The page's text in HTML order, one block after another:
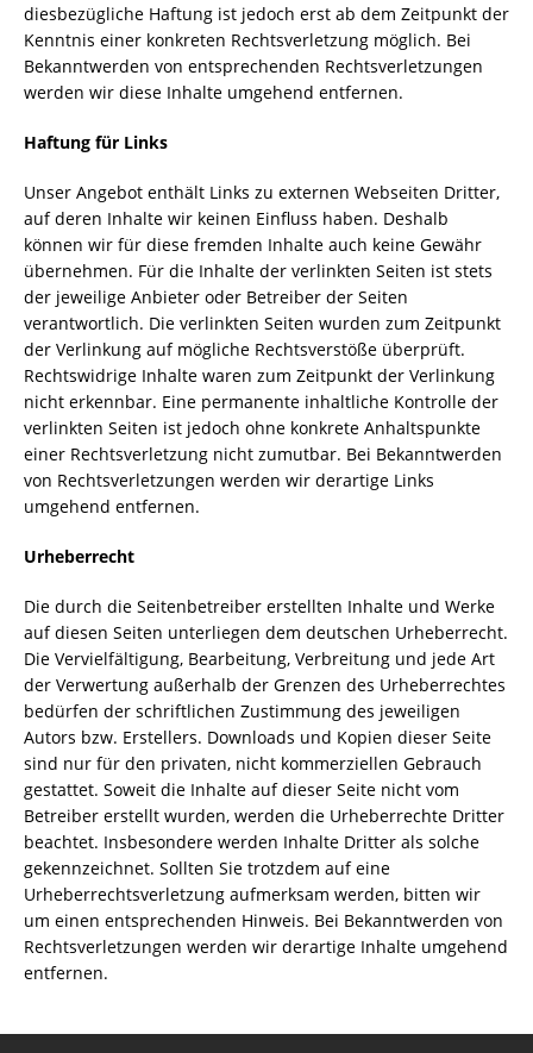
diesbezügliche Haftung ist jedoch erst ab dem Zeitpunkt der
Kenntnis einer konkreten Rechtsverletzung möglich. Bei
Bekanntwerden von entsprechenden Rechtsverletzungen
werden wir diese Inhalte umgehend entfernen.
Haftung für Links
Unser Angebot enthält Links zu externen Webseiten Dritter,
auf deren Inhalte wir keinen Einfluss haben. Deshalb
können wir für diese fremden Inhalte auch keine Gewähr
übernehmen. Für die Inhalte der verlinkten Seiten ist stets
der jeweilige Anbieter oder Betreiber der Seiten
verantwortlich. Die verlinkten Seiten wurden zum Zeitpunkt
der Verlinkung auf mögliche Rechtsverstöße überprüft.
Rechtswidrige Inhalte waren zum Zeitpunkt der Verlinkung
nicht erkennbar. Eine permanente inhaltliche Kontrolle der
verlinkten Seiten ist jedoch ohne konkrete Anhaltspunkte
einer Rechtsverletzung nicht zumutbar. Bei Bekanntwerden
von Rechtsverletzungen werden wir derartige Links
umgehend entfernen.
Urheberrecht
Die durch die Seitenbetreiber erstellten Inhalte und Werke
auf diesen Seiten unterliegen dem deutschen Urheberrecht.
Die Vervielfältigung, Bearbeitung, Verbreitung und jede Art
der Verwertung außerhalb der Grenzen des Urheberrechtes
bedürfen der schriftlichen Zustimmung des jeweiligen
Autors bzw. Erstellers. Downloads und Kopien dieser Seite
sind nur für den privaten, nicht kommerziellen Gebrauch
gestattet. Soweit die Inhalte auf dieser Seite nicht vom
Betreiber erstellt wurden, werden die Urheberrechte Dritter
beachtet. Insbesondere werden Inhalte Dritter als solche
gekennzeichnet. Sollten Sie trotzdem auf eine
Urheberrechtsverletzung aufmerksam werden, bitten wir
um einen entsprechenden Hinweis. Bei Bekanntwerden von
Rechtsverletzungen werden wir derartige Inhalte umgehend
entfernen.